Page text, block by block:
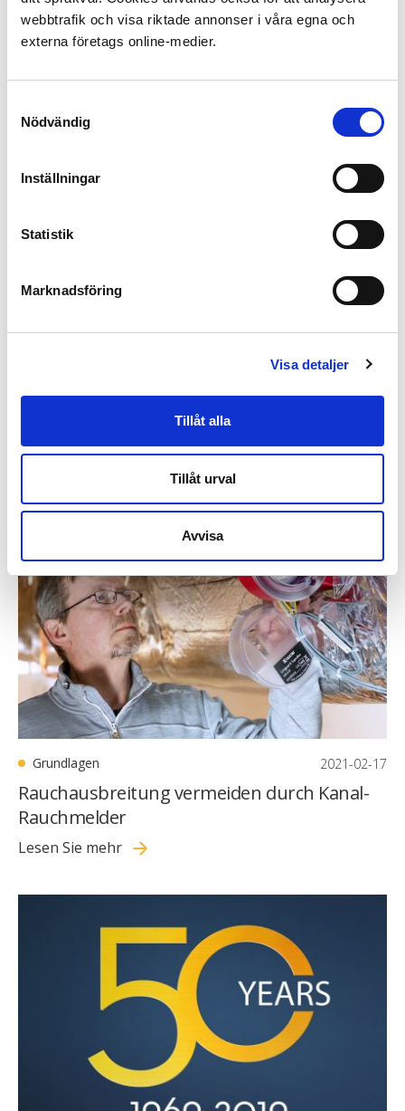
webbtrafik och visa riktade annonser i våra egna och
externa företags online-medier.
Nödvändig
Inställningar
Statistik
Marknadsföring
Visa detaljer
Tillåt alla
Tillåt urval
Avvisa
Kanal-Rauchmeldern
Lesen Sie mehr
2021-03-03
Kaum zu unterschätzen – die Wichtigkeit
Lesen Sie mehr
Grundlagen 2021-02-17
Rauchausbreitung vermeiden durch Kanal-
Rauchmelder
Lesen Sie mehr